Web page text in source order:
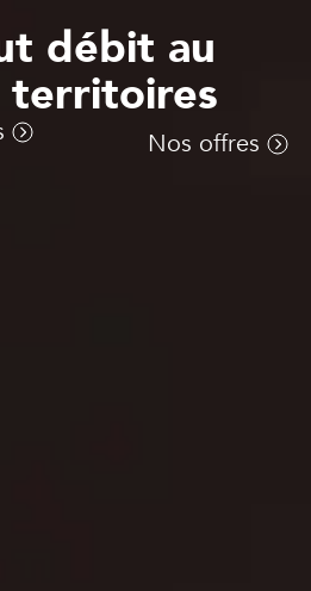
débit au
Nos offres